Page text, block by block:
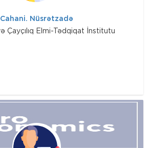
Cahani. Nüsrətzadə
Meyvəçilik və Çayçılıq Elmi-Tədqiqat İnstitutu